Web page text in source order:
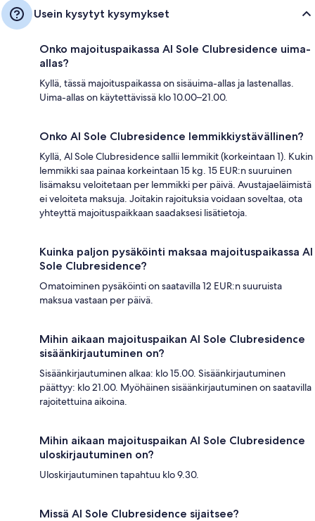
Usein kysytyt kysymykset
Onko majoituspaikassa Al Sole Clubresidence uima-
allas?
Kyllä, tässä majoituspaikassa on sisäuima-allas ja lastenallas.
Uima-allas on käytettävissä klo 10.00–21.00.
Onko Al Sole Clubresidence lemmikkiystävällinen?
Kyllä, Al Sole Clubresidence sallii lemmikit (korkeintaan 1). Kukin
lemmikki saa painaa korkeintaan 15 kg. 15 EUR:n suuruinen
lisämaksu veloitetaan per lemmikki per päivä. Avustajaeläimistä
ei veloiteta maksuja. Joitakin rajoituksia voidaan soveltaa, ota
yhteyttä majoituspaikkaan saadaksesi lisätietoja.
Kuinka paljon pysäköinti maksaa majoituspaikassa Al
Sole Clubresidence?
Omatoiminen pysäköinti on saatavilla 12 EUR:n suuruista
maksua vastaan per päivä.
Mihin aikaan majoituspaikan Al Sole Clubresidence
sisäänkirjautuminen on?
Sisäänkirjautuminen alkaa: klo 15.00. Sisäänkirjautuminen
päättyy: klo 21.00. Myöhäinen sisäänkirjautuminen on saatavilla
rajoitettuina aikoina.
Mihin aikaan majoituspaikan Al Sole Clubresidence
uloskirjautuminen on?
Uloskirjautuminen tapahtuu klo 9.30.
Missä Al Sole Clubresidence sijaitsee?